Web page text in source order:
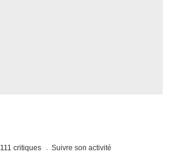
111 critiques Suivre son activité